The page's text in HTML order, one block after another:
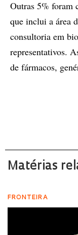
Outras 5% foram
que inclui a área
consultoria em
representativos.
de fármacos,